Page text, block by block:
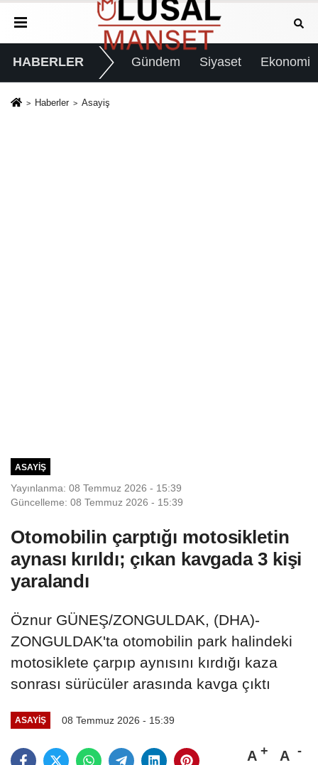
HABERLER Gündem Siyaset Ekonomi
Haberler Asayiş
ASAYIŞ
Yayınlanma: 08 Temmuz 2026 - 15:39
Güncelleme: 08 Temmuz 2026 - 15:39
Otomobilin çarptığı motosikletin
aynası kırıldı; çıkan kavgada 3 kişi
yaralandı
Öznur GÜNEŞ/ZONGULDAK, (DHA)-
ZONGULDAK'ta otomobilin park halindeki
motosiklete çarpıp aynısını kırdığı kaza
sonrası sürücüler arasında kavga çıktı
ASAYIŞ 08 Temmuz 2026 - 15:39
A A